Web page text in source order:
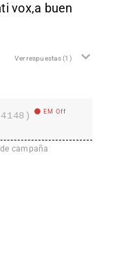
vox,a buen
Ver respuestas(1)
EM Off
campaña